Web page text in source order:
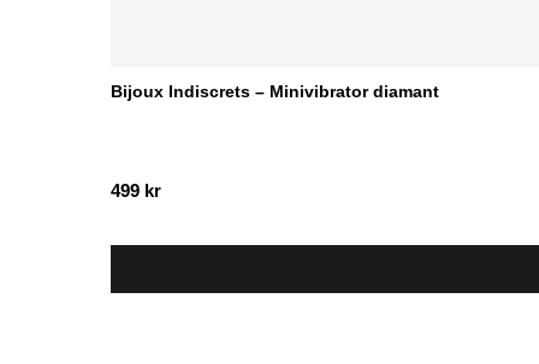
Bijoux Indiscrets – Minivibrator diamant
499 kr